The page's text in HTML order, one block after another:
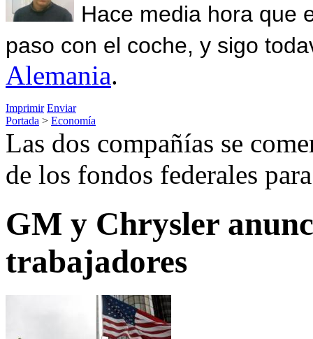
Hace media hora que
paso con el coche, y sigo
Alemania.
Imprimir Enviar
Portada > Economía
Las dos compañías se
de los fondos federales
GM y Chrysler
trabajadores